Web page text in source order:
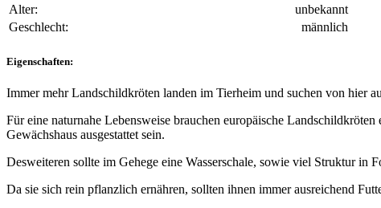
Alter:
unbekannt
Geschlecht:
männlich
Eigenschaften:
Immer mehr Landschildkröten landen im Tierheim und suchen von hier
Für eine naturnahe Lebensweise brauchen europäische
Gewächshaus ausgestattet sein.
Desweiteren sollte im Gehege eine Wasserschale, sowie viel Struktur in
Da sie sich rein pflanzlich ernähren, sollten ihnen immer ausreichend